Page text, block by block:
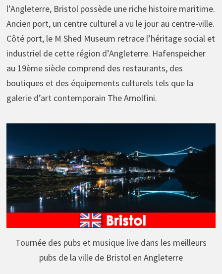
l’Angleterre, Bristol possède une riche histoire maritime.
Ancien port, un centre culturel a vu le jour au centre-ville.
Côté port, le M Shed Museum retrace l’héritage social et
industriel de cette région d’Angleterre. Hafenspeicher
au 19ème siècle comprend des restaurants, des
boutiques et des équipements culturels tels que la
galerie d’art contemporain The Arnolfini.
Tournée des pubs et musique live dans les meilleurs
pubs de la ville de Bristol en Angleterre